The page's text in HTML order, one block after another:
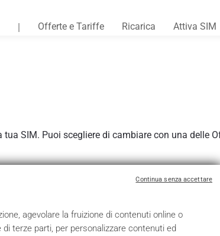
Offerte e Tariffe Ricarica Attiva SIM
SIM. Puoi scegliere di cambiare con una delle
agevolare la fruizione di contenuti online o
terze parti, per personalizzare contenuti ed
Continua senza accettare